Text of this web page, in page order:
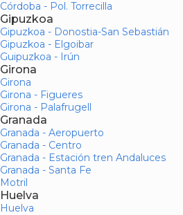
Córdoba - Pol. Torrecilla
Gipuzkoa
Gipuzkoa - Donostia-San Sebastián
Gipuzkoa - Elgoibar
Guipuzkoa - Irún
Girona
Girona
Girona - Figueres
Girona - Palafrugell
Granada
Granada - Aeropuerto
Granada - Centro
Granada - Estación tren Andaluces
Granada - Santa Fe
Motril
Huelva
Huelva